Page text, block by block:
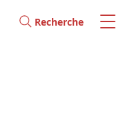
Recherche